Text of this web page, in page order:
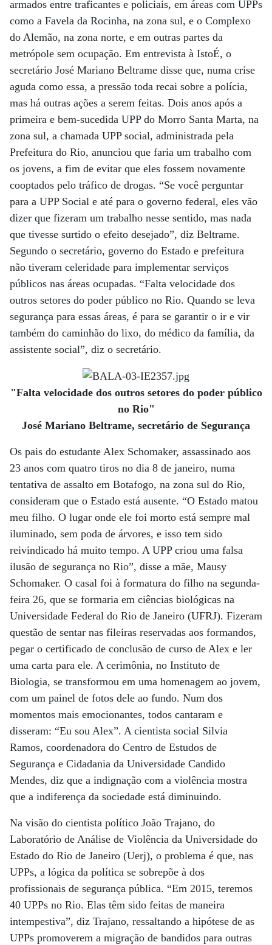
armados entre traficantes e policiais, em áreas com UPPs
como a Favela da Rocinha, na zona sul, e o Complexo
do Alemão, na zona norte, e em outras partes da
metrópole sem ocupação. Em entrevista à IstoÉ, o
secretário José Mariano Beltrame disse que, numa crise
aguda como essa, a pressão toda recai sobre a polícia,
mas há outras ações a serem feitas. Dois anos após a
primeira e bem-sucedida UPP do Morro Santa Marta, na
zona sul, a chamada UPP social, administrada pela
Prefeitura do Rio, anunciou que faria um trabalho com
os jovens, a fim de evitar que eles fossem novamente
cooptados pelo tráfico de drogas. “Se você perguntar
para a UPP Social e até para o governo federal, eles vão
dizer que fizeram um trabalho nesse sentido, mas nada
que tivesse surtido o efeito desejado”, diz Beltrame.
Segundo o secretário, governo do Estado e prefeitura
não tiveram celeridade para implementar serviços
públicos nas áreas ocupadas. “Falta velocidade dos
outros setores do poder público no Rio. Quando se leva
segurança para essas áreas, é para se garantir o ir e vir
também do caminhão do lixo, do médico da família, da
assistente social”, diz o secretário.
"Falta velocidade dos outros setores do poder público
no Rio"
José Mariano Beltrame, secretário de Segurança
Os pais do estudante Alex Schomaker, assassinado aos
23 anos com quatro tiros no dia 8 de janeiro, numa
tentativa de assalto em Botafogo, na zona sul do Rio,
consideram que o Estado está ausente. “O Estado matou
meu filho. O lugar onde ele foi morto está sempre mal
iluminado, sem poda de árvores, e isso tem sido
reivindicado há muito tempo. A UPP criou uma falsa
ilusão de segurança no Rio”, disse a mãe, Mausy
Schomaker. O casal foi à formatura do filho na segunda-
feira 26, que se formaria em ciências biológicas na
Universidade Federal do Rio de Janeiro (UFRJ). Fizeram
questão de sentar nas fileiras reservadas aos formandos,
pegar o certificado de conclusão de curso de Alex e ler
uma carta para ele. A cerimônia, no Instituto de
Biologia, se transformou em uma homenagem ao jovem,
com um painel de fotos dele ao fundo. Num dos
momentos mais emocionantes, todos cantaram e
disseram: “Eu sou Alex”. A cientista social Silvia
Ramos, coordenadora do Centro de Estudos de
Segurança e Cidadania da Universidade Candido
Mendes, diz que a indignação com a violência mostra
que a indiferença da sociedade está diminuindo.
Na visão do cientista político João Trajano, do
Laboratório de Análise de Violência da Universidade do
Estado do Rio de Janeiro (Uerj), o problema é que, nas
UPPs, a lógica da política se sobrepõe à dos
profissionais de segurança pública. “Em 2015, teremos
40 UPPs no Rio. Elas têm sido feitas de maneira
intempestiva”, diz Trajano, ressaltando a hipótese de as
UPPs promoverem a migração de bandidos para outras